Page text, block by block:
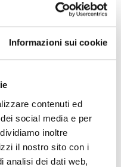
Informazioni sui cookie
contenuti ed
social media e per
inoltre
il nostro sito con i
analisi dei dati web,
cinetica